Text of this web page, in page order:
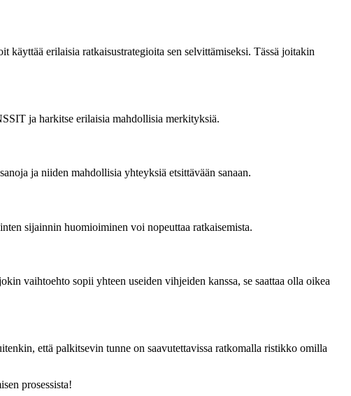
erilaisia ratkaisustrategioita sen selvittämiseksi. Tässä joitakin
ja harkitse erilaisia mahdollisia merkityksiä.
ja niiden mahdollisia yhteyksiä etsittävään sanaan.
sijainnin huomioiminen voi nopeuttaa ratkaisemista.
vaihtoehto sopii yhteen useiden vihjeiden kanssa, se saattaa olla oikea
että palkitsevin tunne on saavutettavissa ratkomalla ristikko omilla
prosessista!